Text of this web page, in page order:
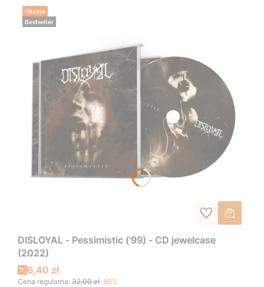
Okazja
Bestseller
DISLOYAL - Pessimistic ('99) - CD jewelcase
(2022)
6,40 zł
Cena regularna: 32,00 zł-80%